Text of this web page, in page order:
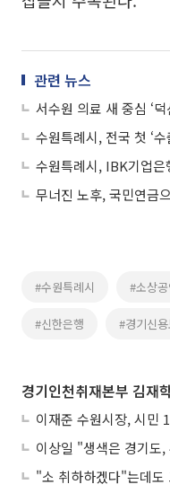
관련 뉴스
무너진 노후, 국민연금
#수원특례시 #소상
#신한은행 #경기신
경기인천취재본부 김재